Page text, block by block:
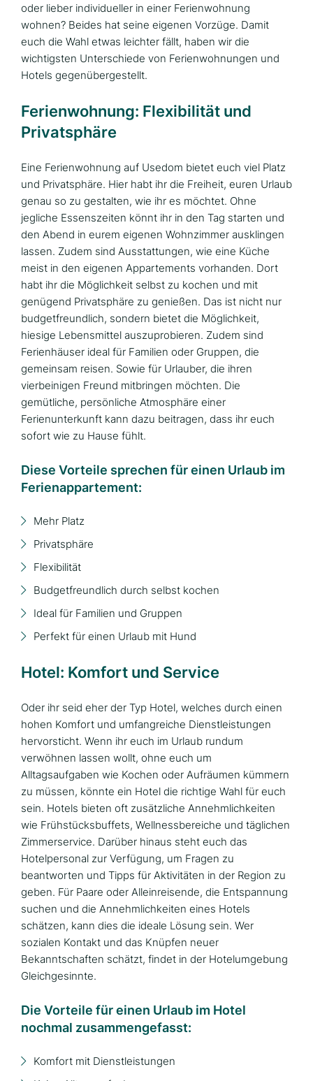
oder lieber individueller in einer Ferienwohnung
wohnen? Beides hat seine eigenen Vorzüge. Damit
euch die Wahl etwas leichter fällt, haben wir die
wichtigsten Unterschiede von Ferienwohnungen und
Hotels gegenübergestellt.
Ferienwohnung: Flexibilität und
Privatsphäre
Eine Ferienwohnung auf Usedom bietet euch viel Platz
und Privatsphäre. Hier habt ihr die Freiheit, euren Urlaub
genau so zu gestalten, wie ihr es möchtet. Ohne
jegliche Essenszeiten könnt ihr in den Tag starten und
den Abend in eurem eigenen Wohnzimmer ausklingen
lassen. Zudem sind Ausstattungen, wie eine Küche
meist in den eigenen Appartements vorhanden. Dort
habt ihr die Möglichkeit selbst zu kochen und mit
genügend Privatsphäre zu genießen. Das ist nicht nur
budgetfreundlich, sondern bietet die Möglichkeit,
hiesige Lebensmittel auszuprobieren. Zudem sind
Ferienhäuser ideal für Familien oder Gruppen, die
gemeinsam reisen. Sowie für Urlauber, die ihren
vierbeinigen Freund mitbringen möchten. Die
gemütliche, persönliche Atmosphäre einer
Ferienunterkunft kann dazu beitragen, dass ihr euch
sofort wie zu Hause fühlt.
Diese Vorteile sprechen für einen Urlaub im
Ferienappartement:
Mehr Platz
Privatsphäre
Flexibilität
Budgetfreundlich durch selbst kochen
Ideal für Familien und Gruppen
Perfekt für einen Urlaub mit Hund
Hotel: Komfort und Service
Oder ihr seid eher der Typ Hotel, welches durch einen
hohen Komfort und umfangreiche Dienstleistungen
hervorsticht. Wenn ihr euch im Urlaub rundum
verwöhnen lassen wollt, ohne euch um
Alltagsaufgaben wie Kochen oder Aufräumen kümmern
zu müssen, könnte ein Hotel die richtige Wahl für euch
sein. Hotels bieten oft zusätzliche Annehmlichkeiten
wie Frühstücksbuffets, Wellnessbereiche und täglichen
Zimmerservice. Darüber hinaus steht euch das
Hotelpersonal zur Verfügung, um Fragen zu
beantworten und Tipps für Aktivitäten in der Region zu
geben. Für Paare oder Alleinreisende, die Entspannung
suchen und die Annehmlichkeiten eines Hotels
schätzen, kann dies die ideale Lösung sein. Wer
sozialen Kontakt und das Knüpfen neuer
Bekanntschaften schätzt, findet in der Hotelumgebung
Gleichgesinnte.
Die Vorteile für einen Urlaub im Hotel
nochmal zusammengefasst:
Komfort mit Dienstleistungen